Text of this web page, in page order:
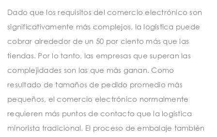
Dado que los requisitos del comercio electrónico son
significativamente más complejos, la logística puede
cobrar alrededor de un 50 por ciento más que las
tiendas. Por lo tanto, las empresas que superan las
complejidades son las que más ganan. Como
resultado de tamaños de pedido promedio más
pequeños, el comercio electrónico normalmente
requieren más puntos de contacto que la logística
minorista tradicional. El proceso de embalaje también